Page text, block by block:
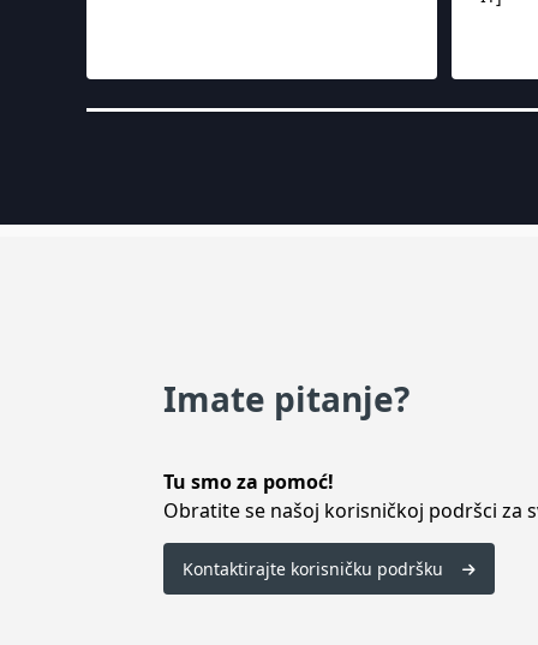
Imate pitanje?
Tu smo za pomoć!
Obratite se našoj korisničkoj podršci za
Kontaktirajte korisničku podršku